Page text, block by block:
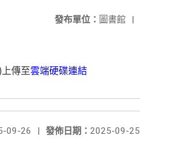
發布單位： 圖書館 |
傳至雲端硬碟連結
發佈日期： 2025-09-25
09-26 |